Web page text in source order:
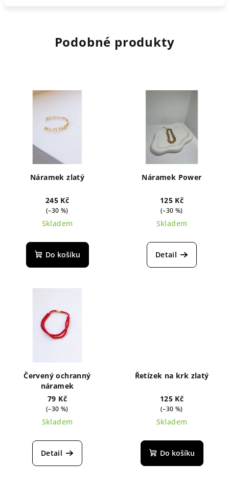
Podobné produkty
Náramek zlatý
245 Kč
(–30 %)
Skladem
Do košíku
Náramek Power
125 Kč
(–30 %)
Skladem
Detail
Červený ochranný
náramek
79 Kč
(–30 %)
Skladem
Detail
Řetízek na krk zlatý
125 Kč
(–30 %)
Skladem
Do košíku